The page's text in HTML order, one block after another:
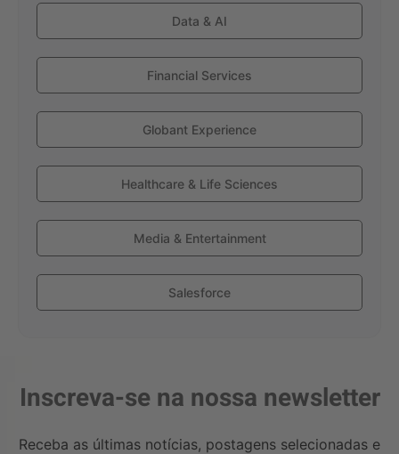
Data & AI
Financial Services
Globant Experience
Healthcare & Life Sciences
Media & Entertainment
Salesforce
Inscreva-se na nossa newsletter
Receba as últimas notícias, postagens selecionadas e